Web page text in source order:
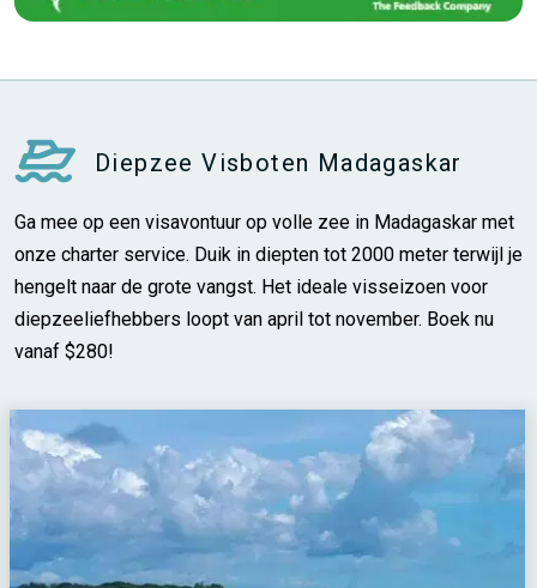
Diepzee Visboten Madagaskar
Ga mee op een visavontuur op volle zee in Madagaskar met
onze charter service. Duik in diepten tot 2000 meter terwijl je
hengelt naar de grote vangst. Het ideale visseizoen voor
diepzeeliefhebbers loopt van april tot november. Boek nu
vanaf $280!